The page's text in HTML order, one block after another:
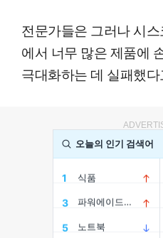
전문가들은 그러나 시
에서 너무 많은 제품에
극대화하는 데 실패했